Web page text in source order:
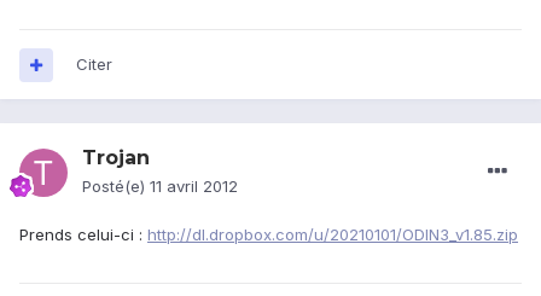
Citer
Trojan
Posté(e) 11 avril 2012
Prends celui-ci : http://dl.dropbox.com/u/20210101/ODIN3_v1.85.zip